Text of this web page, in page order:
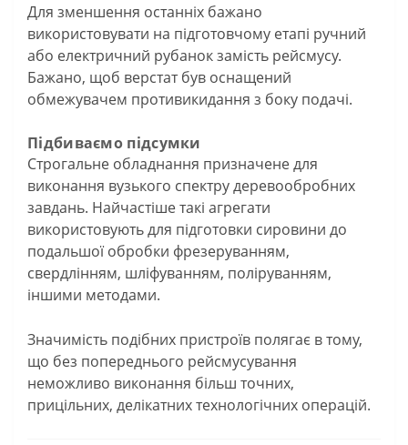
Для зменшення останніх бажано
використовувати на підготовчому етапі ручний
або електричний рубанок замість рейсмусу.
Бажано, щоб верстат був оснащений
обмежувачем противикидання з боку подачі.
Підбиваємо підсумки
Строгальне обладнання призначене для
виконання вузького спектру деревообробних
завдань. Найчастіше такі агрегати
використовують для підготовки сировини до
подальшої обробки фрезеруванням,
свердлінням, шліфуванням, поліруванням,
іншими методами.
Значимість подібних пристроїв полягає в тому,
що без попереднього рейсмусування
неможливо виконання більш точних,
прицільних, делікатних технологічних операцій.